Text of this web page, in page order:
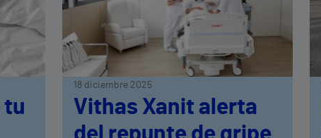
tu
18 diciembre 2025
Vithas Xanit alerta